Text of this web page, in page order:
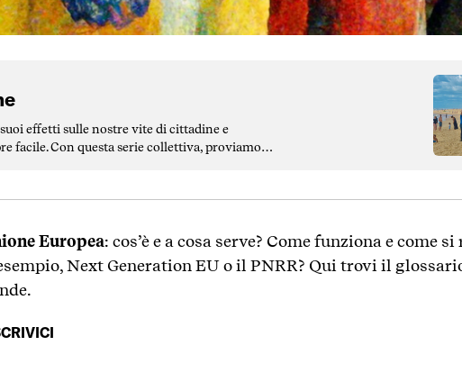
effetti sulle nostre vite di cittadine e
facile. Con questa serie collettiva, proviamo a
Europea: cos’è e a cosa serve? Come funziona e come
Next Generation EU o il PNRR? Qui trovi il